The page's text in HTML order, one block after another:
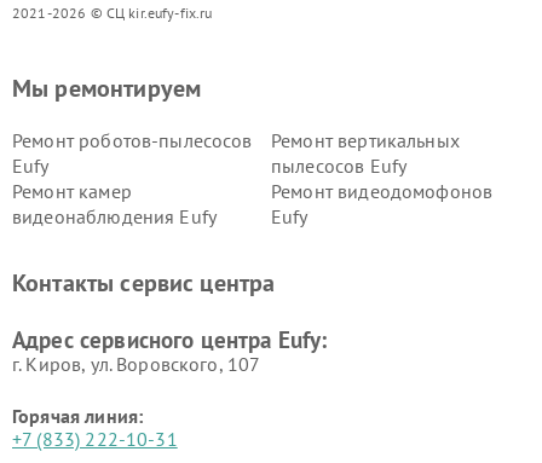
2021-2026 © СЦ kir.eufy-fix.ru
Мы ремонтируем
Ремонт роботов-пылесосов
Eufy
Ремонт вертикальных
пылесосов Eufy
Ремонт камер
видеонаблюдения Eufy
Ремонт видеодомофонов
Eufy
Контакты сервис центра
Адрес сервисного центра Eufy:
г. Киров, ул. Воровского, 107
Горячая линия:
+7 (833) 222-10-31